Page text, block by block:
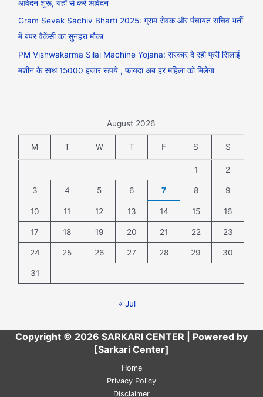
आवेदन शुरू, यहाँ से करे आवेदन
Gram Sevak Sachiv Bharti 2025: ग्राम सेवक और पंचायत सचिव भर्ती
में बंपर वैकेंसी का सुनहरा मौका
PM Vishwakarma Silai Machine Yojana: सरकार दे रही फ्री सिलाई
मशीन के साथ 15000 हजार रूपये , फायदा अब हर महिला को मिलेगा
August 2026
M T W T F S S
1 2
3 4 5 6 7 8 9
10 11 12 13 14 15 16
17 18 19 20 21 22 23
24 25 26 27 28 29 30
31
« Jul
Copyright © 2026 SARKARI CENTER | Powered by
[Sarkari Center]
Home
Privacy Policy
Disclaimer